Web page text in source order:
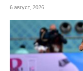
6 август, 2026